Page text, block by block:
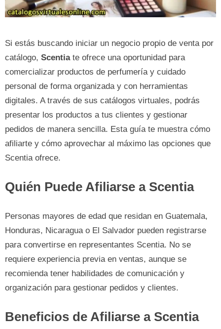
Si estás buscando iniciar un negocio propio de venta por
catálogo, Scentiate ofrece una oportunidad para
comercializar productos de perfumería y cuidado
personal de forma organizada y con herramientas
digitales. A través de sus catálogos virtuales, podrás
presentar los productos a tus clientes y gestionar
pedidos de manera sencilla. Esta guía te muestra cómo
afiliarte y cómo aprovechar al máximo las opciones que
Scentia ofrece.
Quién Puede Afiliarse a Scentia
Personas mayores de edad que residan en Guatemala,
Honduras, Nicaragua o El Salvador pueden registrarse
para convertirse en representantes Scentia. No se
requiere experiencia previa en ventas, aunque se
recomienda tener habilidades de comunicación y
organización para gestionar pedidos y clientes.
Beneficios de Afiliarse a Scentia